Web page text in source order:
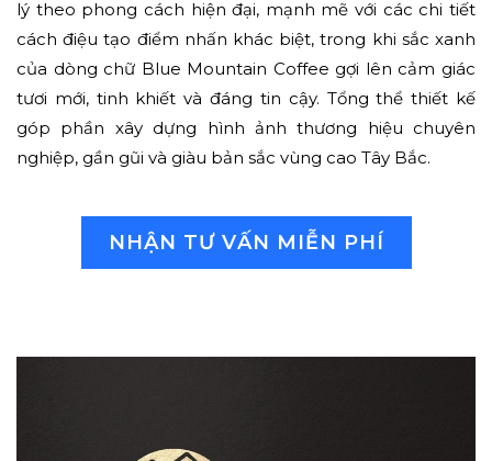
lý theo phong cách hiện đại, mạnh mẽ với các chi tiết
cách điệu tạo điểm nhấn khác biệt, trong khi sắc xanh
của dòng chữ Blue Mountain Coffee gợi lên cảm giác
tươi mới, tinh khiết và đáng tin cậy. Tổng thể thiết kế
góp phần xây dựng hình ảnh thương hiệu chuyên
nghiệp, gần gũi và giàu bản sắc vùng cao Tây Bắc.
NHẬN TƯ VẤN MIỄN PHÍ